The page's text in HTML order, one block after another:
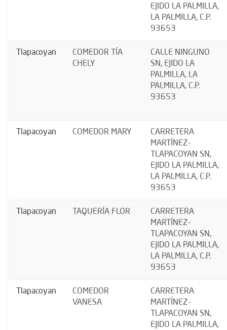
EJIDO LA PALMILLA,
LA PALMILLA, C.P.
93653
Tlapacoyan
COMEDOR TÍA
CHELY
CALLE NINGUNO
SN, EJIDO LA
PALMILLA, LA
PALMILLA, C.P.
93653
Tlapacoyan COMEDOR MARY
CARRETERA
MARTÍNEZ-
TLAPACOYAN SN,
EJIDO LA PALMILLA,
LA PALMILLA, C.P.
93653
Tlapacoyan TAQUERÍA FLOR
CARRETERA
MARTÍNEZ-
TLAPACOYAN SN,
EJIDO LA PALMILLA,
LA PALMILLA, C.P.
93653
Tlapacoyan
COMEDOR
VANESA
CARRETERA
MARTÍNEZ-
TLAPACOYAN SN,
EJIDO LA PALMILLA,